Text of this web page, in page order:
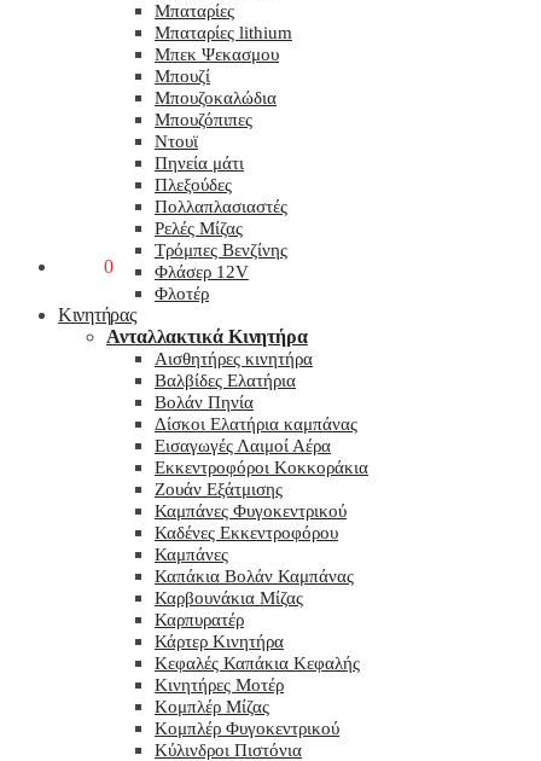
0
Μπαταρίες
Μπαταρίες lithium
Μπεκ Ψεκασμου
Μπουζί
Μπουζοκαλώδια
Μπουζόπιπες
Ντουϊ
Πηνεία μάτι
Πλεξούδες
Πολλαπλασιαστές
Ρελές Μίζας
Τρόμπες Βενζίνης
Φλάσερ 12V
Φλοτέρ
Κινητήρας
Ανταλλακτικά Κινητήρα
Αισθητήρες κινητήρα
Βαλβίδες Ελατήρια
Βολάν Πηνία
Δίσκοι Ελατήρια καμπάνας
Εισαγωγές Λαιμοί Αέρα
Εκκεντροφόροι Κοκκοράκια
Ζουάν Εξάτμισης
Καμπάνες Φυγοκεντρικού
Καδένες Εκκεντροφόρου
Καμπάνες
Καπάκια Βολάν Καμπάνας
Καρβουνάκια Μίζας
Καρπυρατέρ
Κάρτερ Κινητήρα
Κεφαλές Καπάκια Κεφαλής
Κινητήρες Μοτέρ
Κομπλέρ Μίζας
Κομπλέρ Φυγοκεντρικού
Κύλινδροι Πιστόνια